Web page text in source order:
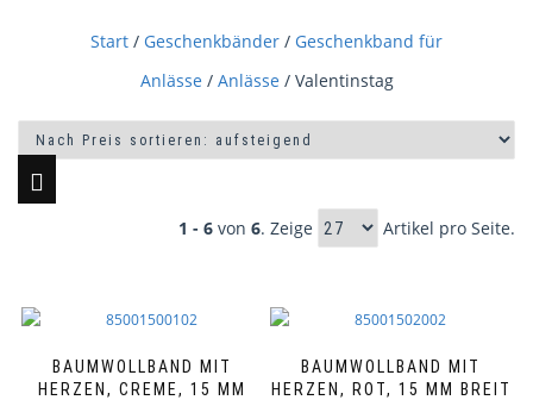
Start / Geschenkbänder / Geschenkband für
Anlässe/ Anlässe/ Valentinstag
1 - 6 von 6. Zeige Artikel pro Seite.
BAUMWOLLBAND MIT
HERZEN, CREME, 15 MM
BAUMWOLLBAND MIT
HERZEN, ROT, 15 MM BREIT